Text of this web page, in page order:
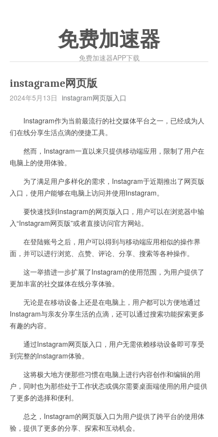
免费加速器
免费加速器APP下载
instagrame网页版
2024年5月13日 instagram网页版入口
Instagram作为当前最流行的社交媒体平台之一，已经成为人
们在线分享生活点滴的便捷工具。
然而，Instagram一直以来只提供移动端应用，限制了用户在
电脑上的使用体验。
为了满足用户多样化的需求，Instagram于近期推出了网页版
入口，使用户能够在电脑上访问并使用Instagram。
要快速找到Instagram的网页版入口，用户可以在浏览器中输
入“Instagram网页版”或者直接访问官方网站。
在登陆账号之后，用户可以得到与移动端应用相似的操作界
面，并可以进行浏览、点赞、评论、分享、搜索等各种操作。
这一举措进一步扩展了Instagram的使用范围，为用户提供了
更加丰富的社交媒体在线分享体验。
无论是在移动设备上还是在电脑上，用户都可以方便地通过
Instagram与亲友分享生活的点滴，还可以通过搜索功能探索更多
有趣的内容。
通过Instagram网页版入口，用户无需依赖移动设备即可享受
到完整的Instagram体验。
这将极大地方便那些习惯在电脑上进行内容创作和编辑的用
户，同时也为那些处于工作状态或偶尔需要桌面端使用的用户提供
了更多的选择和便利。
总之，Instagram的网页版入口为用户提供了跨平台的使用体
验，提供了更多的分享、探索和互动机会。